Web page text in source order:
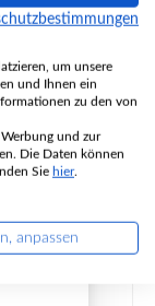
um unsere
und Ihnen ein
zu den von
und zur
Die Daten können
Sie hier.
anpassen